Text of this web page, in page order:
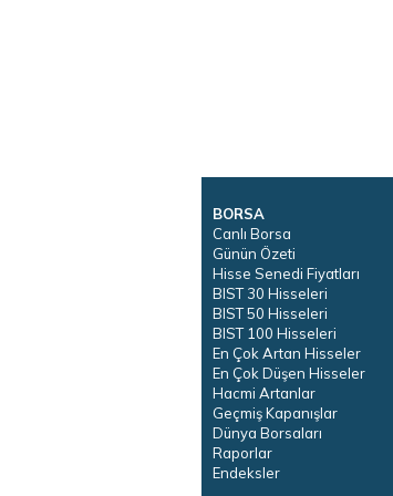
BORSA
Canlı Borsa
Günün Özeti
Hisse Senedi Fiyatları
BIST 30 Hisseleri
BIST 50 Hisseleri
BIST 100 Hisseleri
En Çok Artan Hisseler
En Çok Düşen Hisseler
Hacmi Artanlar
Geçmiş Kapanışlar
Dünya Borsaları
Raporlar
Endeksler